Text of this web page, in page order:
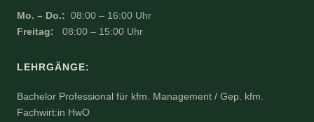
Mo. – Do.: 08:00 – 16:00 Uhr
Freitag:
08:00 – 15:00 Uhr
LEHRGÄNGE:
Bachelor Professional für kfm. Management / Gep. kfm.
Fachwirt:in HwO